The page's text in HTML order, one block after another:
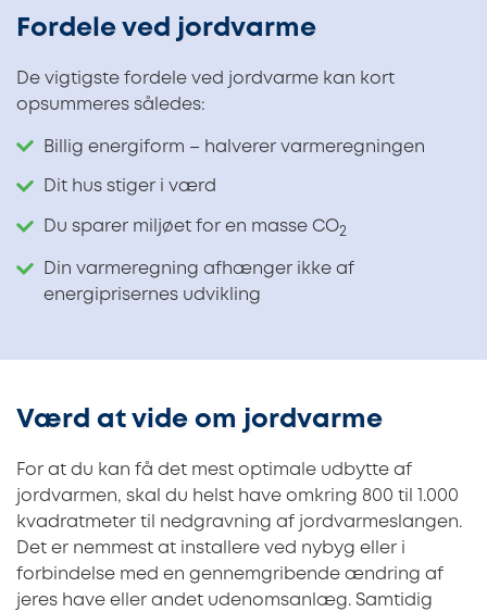
Fordele ved jordvarme
De vigtigste fordele ved jordvarme kan kort
opsummeres således:
Billig energiform – halverer varmeregningen
Dit hus stiger i værd
Du sparer miljøet for en masse CO2
Din varmeregning afhænger ikke af
energiprisernes udvikling
Værd at vide om jordvarme
For at du kan få det mest optimale udbytte af
jordvarmen, skal du helst have omkring 800 til 1.000
kvadratmeter til nedgravning af jordvarmeslangen.
Det er nemmest at installere ved nybyg eller i
forbindelse med en gennemgribende ændring af
jeres have eller andet udenomsanlæg. Samtidig